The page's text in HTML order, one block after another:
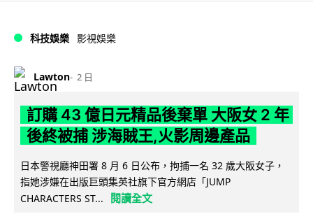
科技娛樂 影視娛樂
Lawton 2 日
訂購 43 億日元精品後棄單 大阪女 2 年
後終被捕 涉海賊王,火影周邊產品
日本警視廳神田署 8 月 6 日公布，拘捕一名 32 歲大阪女子，
指她涉嫌在出版巨頭集英社旗下官方網店「JUMP
CHARACTERS ST...
閱讀全文